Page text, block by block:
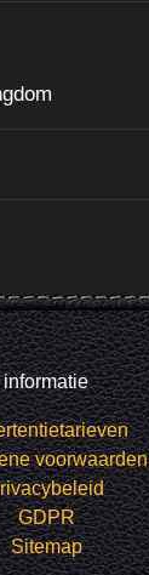
informatie
voorwaarden
GDPR
Sitemap